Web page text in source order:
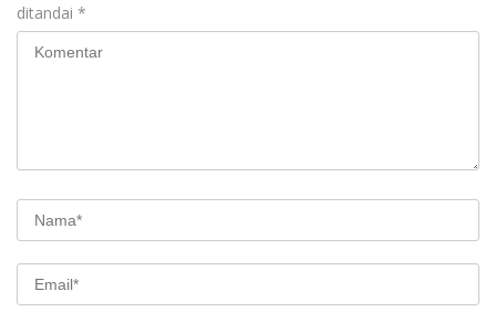
ditandai *